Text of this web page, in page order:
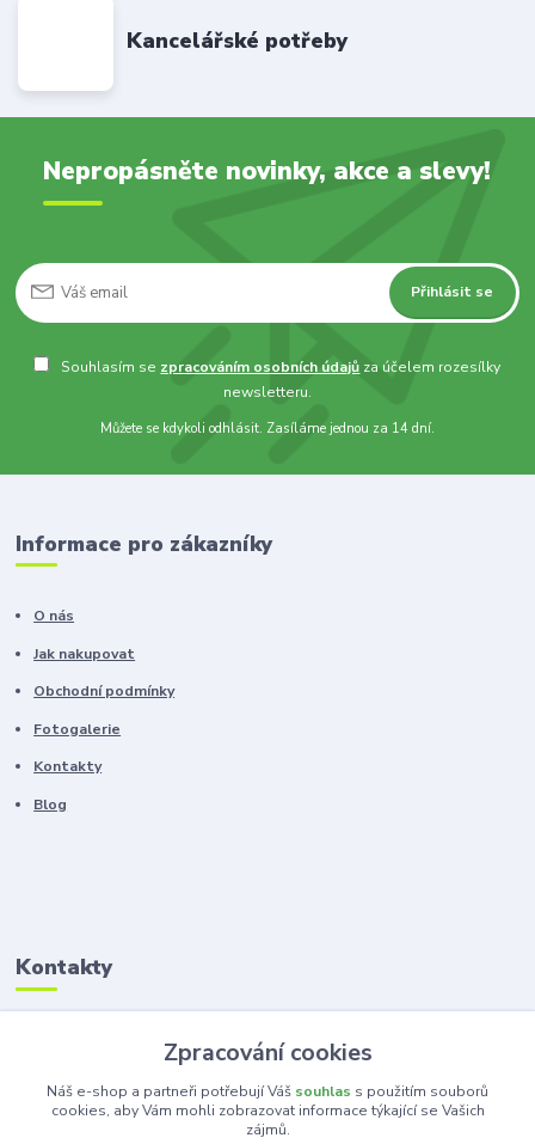
Kancelářské potřeby
Nepropásněte novinky, akce a slevy!
Přihlásit se
Souhlasím se zpracováním osobních údajů za účelem rozesílky
newsletteru.
Můžete se kdykoli odhlásit. Zasíláme jednou za 14 dní.
Informace pro zákazníky
O nás
Jak nakupovat
Obchodní podmínky
Fotogalerie
Kontakty
Blog
Kontakty
Zákaznická podpora
+420 603 100 966
(Po-Pá, 8-16 hod.)
Zpracování cookies
Náš e-shop a partneři potřebují Váš souhlas s použitím souborů
cookies, aby Vám mohli zobrazovat informace týkající se Vašich
zájmů.